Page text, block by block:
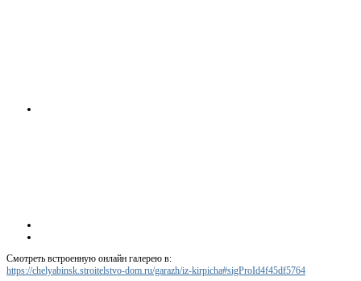
Смотреть встроенную онлайн галерею в:
https://chelyabinsk.stroitelstvo-dom.ru/garazh/iz-kirpicha#sigProId4f45df5764